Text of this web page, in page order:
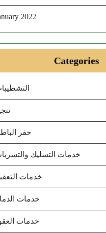
2022
Categories
حفر
خدمات التسليك
خدمات
خدمات
خدمات